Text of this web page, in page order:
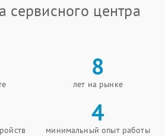
сервисного центра
8
лет на рынке
4
минимальный опыт работы